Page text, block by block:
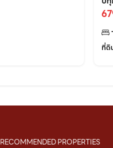
ที่ดิ
RECOMMENDED PROPERTIES